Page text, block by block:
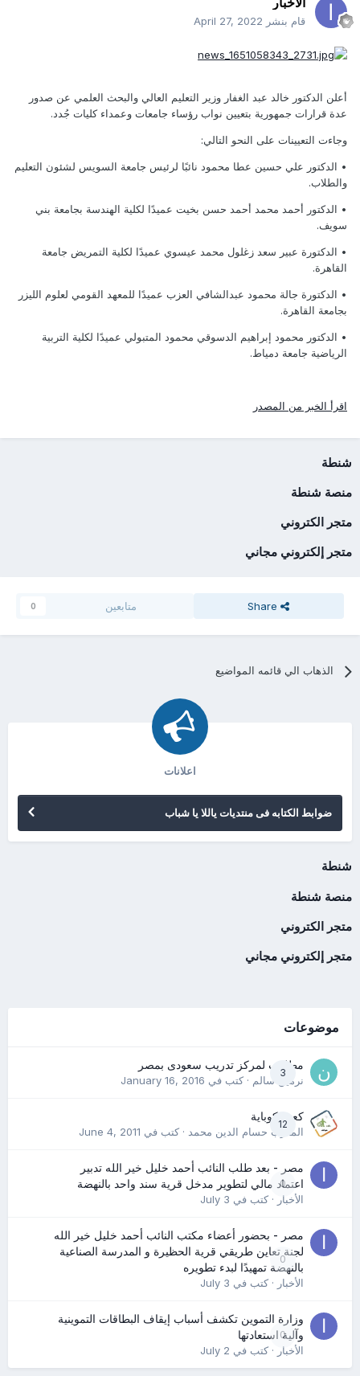
قام بنشر April 27, 2022
أعلن الدكتور خالد عبد الغفار وزير التعليم العالي والبحث العلمي عن صدور
عدة قرارات جمهورية بتعيين نواب رؤساء جامعات وعمداء كليات جُدد.
وجاءت التعيينات على النحو التالي:
• الدكتور علي حسين عطا محمود نائبًا لرئيس جامعة السويس لشئون التعليم
والطلاب.
• الدكتور أحمد محمد أحمد حسن بخيت عميدًا لكلية الهندسة بجامعة بني
سويف.
• الدكتورة عبير سعد زغلول محمد عيسوي عميدًا لكلية التمريض جامعة
القاهرة.
• الدكتورة جالة محمود عبدالشافي العزب عميدًا للمعهد القومي لعلوم الليزر
بجامعة القاهرة.
• الدكتور محمود إبراهيم الدسوقي محمود المتبولي عميدًا لكلية التربية
الرياضية جامعة دمياط.
اقرأ الخبر من المصدر
شنطة
منصة شنطة
متجر الكتروني
متجر إلكتروني مجاني
Share متابعين 0
الذهاب الي قائمه المواضيع
اعلانات
ضوابط الكتابه فى منتديات ياللا يا شباب
شنطة
منصة شنطة
متجر الكتروني
متجر إلكتروني مجاني
موضوعات
3
مطلوب لمركز تدريب سعودى بمصر
نرمين سالم· كتب في January 16, 2016
12
كعب كوباية
المدرب حسام الدين محمد· كتب في June 4, 2011
0
مصر - بعد طلب النائب أحمد خليل خير الله تدبير
اعتماد مالي لتطوير مدخل قرية سند واحد بالنهضة
الأخبار· كتب في July 3
0
مصر - بحضور أعضاء مكتب النائب أحمد خليل خير الله
لجنة تعاين طريقي قرية الحظيرة و المدرسة الصناعية
بالنهضة تمهيدًا لبدء تطويره
الأخبار· كتب في July 3
0
وزارة التموين تكشف أسباب إيقاف البطاقات التموينية
وآلية استعادتها
الأخبار· كتب في July 2